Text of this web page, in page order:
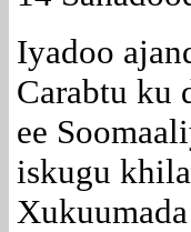
Iyadoo
Carabtu ku
ee
iskugu